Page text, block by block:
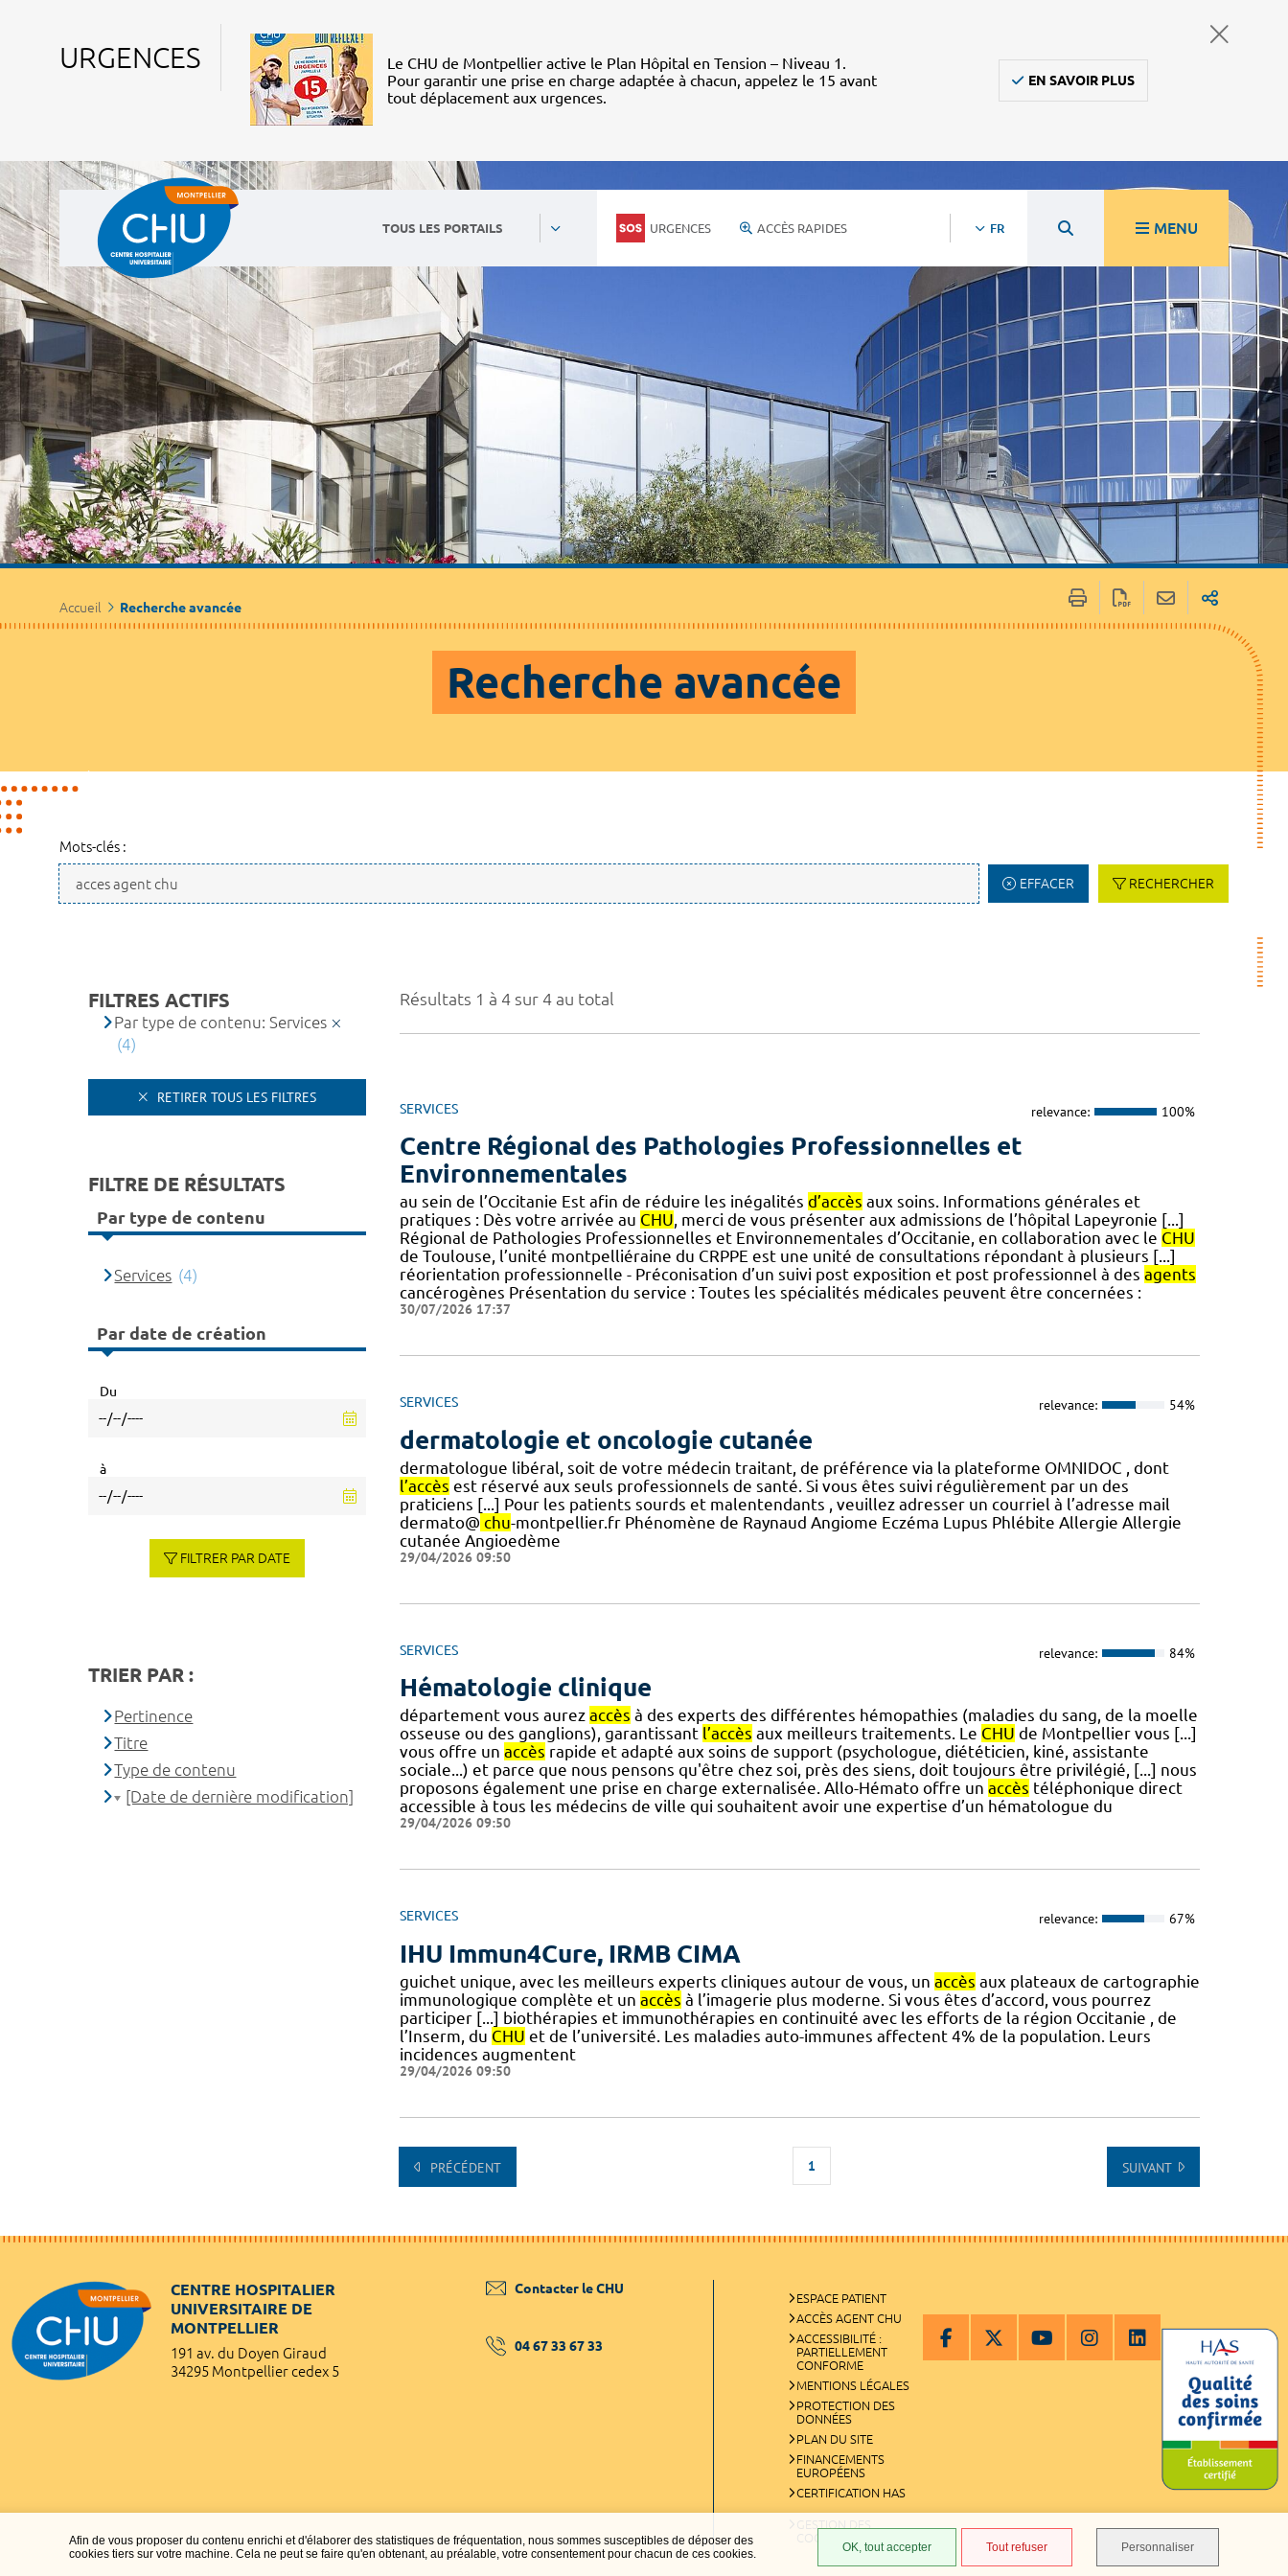
Afin de vous proposer du contenu enrichi et d'élaborer des statistiques de fréquentation, nous sommes susceptibles de déposer des
cookies tiers sur votre machine. Cela ne peut se faire qu'en obtenant, au préalable, votre consentement pour chacun de ces cookies.
OK, tout accepter Tout refuser Personnaliser
URGENCES
Le CHU de Montpellier active le Plan Hôpital en Tension – Niveau 1.
Pour garantir une prise en charge adaptée à chacun, appelez le 15 avant
tout déplacement aux urgences.
EN SAVOIR PLUS
TOUS LES PORTAILS URGENCES ACCÈS RAPIDES FR MENU
Accueil Recherche avancée
Recherche avancée
Mots-clés :
EFFACER RECHERCHER
Résultats 1 à 4 sur 4 au total
SERVICES relevance: 100%
Centre Régional des Pathologies Professionnelles et
Environnementales
au sein de l’Occitanie Est afin de réduire les inégalités d’accès aux soins. Informations générales et
pratiques : Dès votre arrivée au CHU, merci de vous présenter aux admissions de l’hôpital Lapeyronie [...]
Régional de Pathologies Professionnelles et Environnementales d’Occitanie, en collaboration avec le CHU
de Toulouse, l’unité montpelliéraine du CRPPE est une unité de consultations répondant à plusieurs [...]
réorientation professionnelle - Préconisation d’un suivi post exposition et post professionnel à des agents
cancérogènes Présentation du service : Toutes les spécialités médicales peuvent être concernées :
30/07/2026 17:37
SERVICES relevance: 54%
dermatologie et oncologie cutanée
dermatologue libéral, soit de votre médecin traitant, de préférence via la plateforme OMNIDOC , dont
l’accès est réservé aux seuls professionnels de santé. Si vous êtes suivi régulièrement par un des
praticiens [...] Pour les patients sourds et malentendants , veuillez adresser un courriel à l’adresse mail
dermato@ chu-montpellier.fr Phénomène de Raynaud Angiome Eczéma Lupus Phlébite Allergie Allergie
cutanée Angioedème
29/04/2026 09:50
SERVICES relevance: 84%
Hématologie clinique
département vous aurez accès à des experts des différentes hémopathies (maladies du sang, de la moelle
osseuse ou des ganglions), garantissant l’accès aux meilleurs traitements. Le CHU de Montpellier vous [...]
vous offre un accès rapide et adapté aux soins de support (psychologue, diététicien, kiné, assistante
sociale...) et parce que nous pensons qu'être chez soi, près des siens, doit toujours être privilégié, [...] nous
proposons également une prise en charge externalisée. Allo-Hémato offre un accès téléphonique direct
accessible à tous les médecins de ville qui souhaitent avoir une expertise d’un hématologue du
29/04/2026 09:50
SERVICES relevance: 67%
IHU Immun4Cure, IRMB CIMA
guichet unique, avec les meilleurs experts cliniques autour de vous, un accès aux plateaux de cartographie
immunologique complète et un accès à l’imagerie plus moderne. Si vous êtes d’accord, vous pourrez
participer [...] biothérapies et immunothérapies en continuité avec les efforts de la région Occitanie , de
l’Inserm, du CHU et de l’université. Les maladies auto-immunes affectent 4% de la population. Leurs
incidences augmentent
29/04/2026 09:50
PRÉCÉDENT 1 SUIVANT
FILTRES ACTIFS
Par type de contenu: Services
(4)
RETIRER TOUS LES FILTRES
FILTRE DE RÉSULTATS
Par type de contenu
Services (4)
Par date de création
Du
à
FILTRER PAR DATE
TRIER PAR :
Pertinence
Titre
Type de contenu
[Date de dernière modification]
CENTRE HOSPITALIER
UNIVERSITAIRE DE
MONTPELLIER
191 av. du Doyen Giraud
34295 Montpellier cedex 5
Contacter le CHU
04 67 33 67 33
ESPACE PATIENT
ACCÈS AGENT CHU
ACCESSIBILITÉ :
PARTIELLEMENT
CONFORME
MENTIONS LÉGALES
PROTECTION DES
DONNÉES
PLAN DU SITE
FINANCEMENTS
EUROPÉENS
CERTIFICATION HAS
GESTION DES
COOKIES